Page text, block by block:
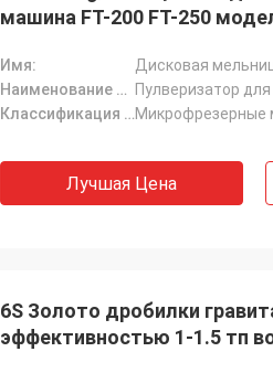
машина FT-200 FT-250
Имя:
Дисковая
Наименование продукта:
Пулверизатор
Классификация машин:Микрофрезерные
Лучшая Цена
6S Золото дробилки
эффективностью 1-1.5 тп